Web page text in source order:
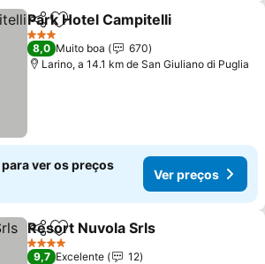
PartilharAdicionar aos favoritos
Park Hotel Campitelli
3 Estrelas
8,0 Muito boa
670
Larino, a 14.1 km de San Giuliano di Puglia
ver os preços
Ver preços
PartilharAdicionar aos favoritos
Resort Nuvola Srls
4 Estrelas
9,7 Excelente
12